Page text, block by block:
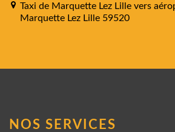
Taxi de Marquette Lez Lille vers
Marquette Lez Lille 59520
NOS SERVICES